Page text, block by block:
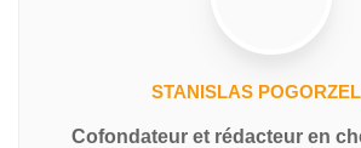
STANISLAS
Cofondateur et rédacteur en